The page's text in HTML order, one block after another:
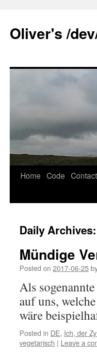
content
Oliver's /
Home Code Contact
Daily Archives:
Mündige
Posted on 2017-06-25
Als
auf uns,
wäre
Posted in DE, Ich, der
vegetarisch | Leave a